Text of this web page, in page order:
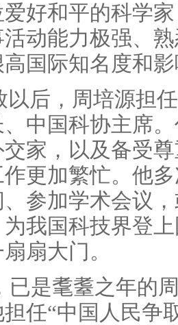
好和平的科学
动能力极强、
国际知名度和
以后，周培源担
中国科协主席
家，以及备受
更加繁忙。他
、参加学术会议
我国科技界登
扇大门。
已是耄耋之年的
任“中国人民争